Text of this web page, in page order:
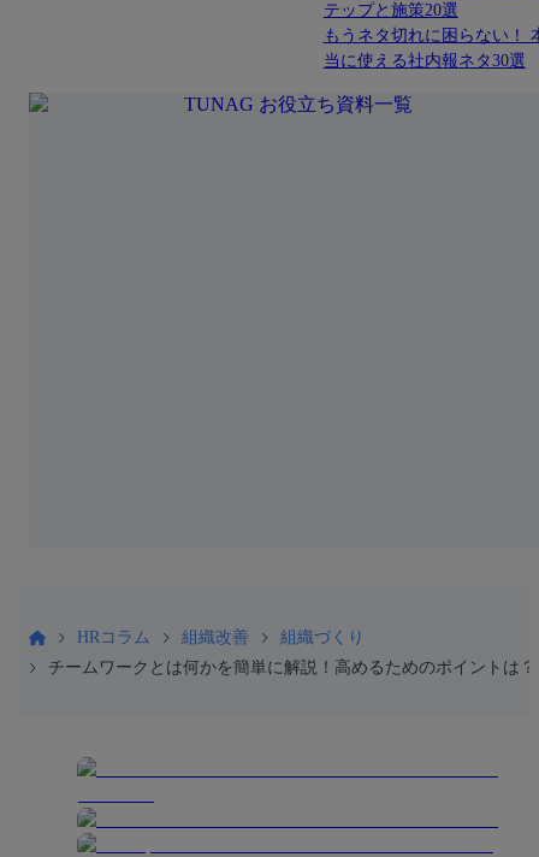
テップと施策20選
もうネタ切れに困らない！
当に使える社内報ネタ30選
HRコラム 組織改善
組織づくり
チームワークとは何かを簡単に解説！高めるためのポイントは？